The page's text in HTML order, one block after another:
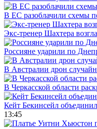
В ЕС разоблачили схемы
Экс-тренер Шахтера
Россияне ударили по
В Австралии дрон
В Черкасской области
Кейт Бекинсейл
13:45